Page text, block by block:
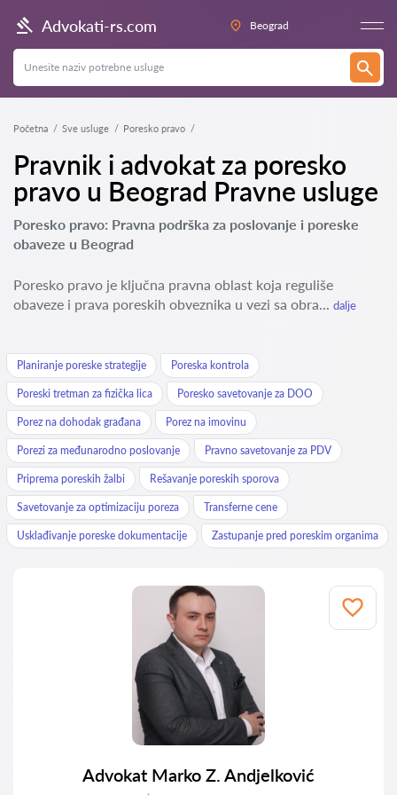
Advokati-rs.com Beograd
Početna Sve usluge Poresko pravo
Pravnik i advokat za poresko
pravo u Beograd Pravne usluge
Poresko pravo: Pravna podrška za poslovanje i poreske
obaveze u Beograd
Poresko pravo je ključna pravna oblast koja reguliše
obaveze i prava poreskih obveznika u vezi sa obra... dalje
Planiranje poreske strategije Poreska kontrola
Poreski tretman za fizička lica Poresko savetovanje za DOO
Porez na dohodak građana Porez na imovinu
Porezi za međunarodno poslovanje Pravno savetovanje za PDV
Priprema poreskih žalbi Rešavanje poreskih sporova
Savetovanje za optimizaciju poreza Transferne cene
Usklađivanje poreske dokumentacije Zastupanje pred poreskim organima
Advokat Marko Z. Andjelković